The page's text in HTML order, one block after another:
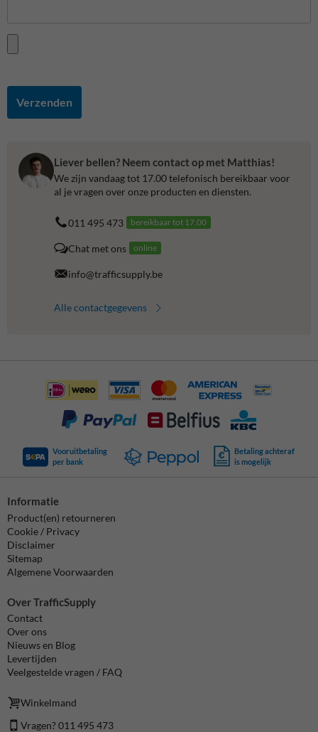
Verzenden
Liever bellen? Neem contact op met Matthias!
We zijn vandaag tot 17.00 telefonisch bereikbaar voor
al je vragen over onze producten en diensten.
011 495 473 bereikbaar tot 17.00
Chat met ons online
info@trafficsupply.be
Alle contactgegevens
Vooruitbetaling
per bank
Betaling achteraf
is mogelijk
Informatie
Product(en) retourneren
Cookie / Privacy
Disclaimer
Sitemap
Algemene Voorwaarden
Over TrafficSupply
Contact
Over ons
Nieuws en Blog
Levertijden
Veelgestelde vragen / FAQ
Winkelmand
Vragen? 011 495 473